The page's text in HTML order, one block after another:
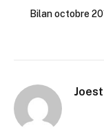
Bilan octobre